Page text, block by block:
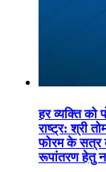
हर व्यक्ति को
राष्ट्र: श्री
फोरम के सत्र
रूपांतरण हेतु